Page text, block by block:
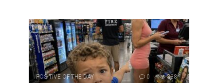
POSITIVE OF THE DAY 0 838